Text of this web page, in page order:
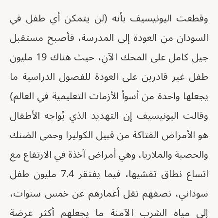
وقطعت اليونيسيف بأنه (لن يتمكن أي طفل في
السودان من العودة إلى المدرسة، فأصبح مستقبل
جيل كامل على المحك الآن، حيث هناك 19 مليون
طفل غير قادرين على العودة للفصول الدراسية ما
يجعلها واحدة من أسوأ الأزمات التعليمية في العالم)
وقالت اليونيسيف إن التهديد الذي يُواجه الأطفال
هو الأمراض الفتاكة من قبيل الكوليرا وحمى الضنك
والحصبة والملاريا، وهي أمراض آخذة في الارتفاع مع
اتساع نطاق تفشيها، فيما يفتقر 7.4 مليون طفل
سوداني، نصفهم تقل أعمارهم عن خمس سنوات،
إلى مياه الشرب الآمنة ما يجعلهم أكثر عرضة